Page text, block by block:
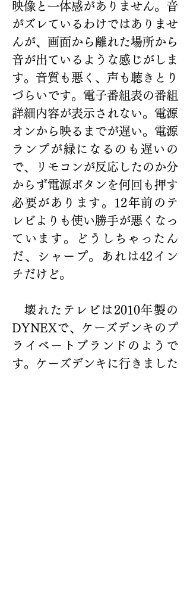
映像と一体感がありません。音
がズレているわけではありませ
んが、画面から離れた場所から
音が出ているような感じがしま
す。音質も悪く、声も聴きとり
づらいです。電子番組表の番組
詳細内容が表示されない。電源
オンから映るまでが遅い。電源
ランプが緑になるのも遅いの
で、リモコンが反応したのか分
からず電源ボタンを何回も押す
必要があります。12年前のテ
レビよりも使い勝手が悪くなっ
ています。どうしちゃったん
だ、シャープ。あれは42イン
チだけど。
壊れたテレビは2010年製の
DYNEXで、ケーズデンキのプ
ライベートブランドのようで
す。ケーズデンキに行きました